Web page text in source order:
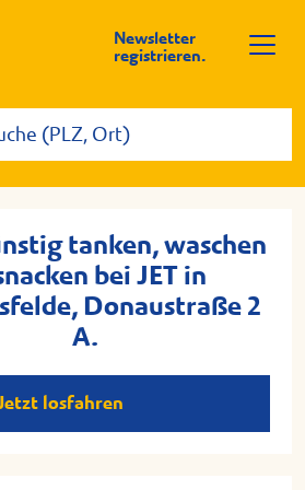
Newsletter
registrieren.
tanken, waschen
bei JET in
Donaustraße 2
A.
losfahren